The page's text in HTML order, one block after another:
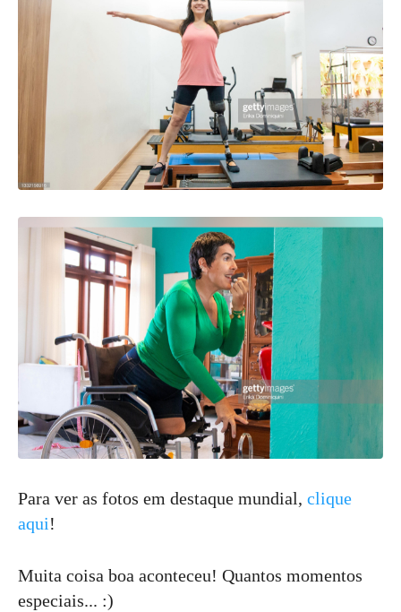
Para ver as fotos em destaque mundial, clique
aqui!
Muita coisa boa aconteceu! Quantos momentos
especiais... :)